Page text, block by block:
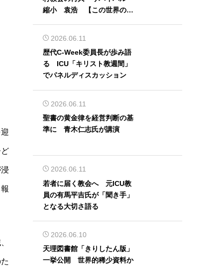
縮小 袁浩 【この世界の片
2026.06.11
歴代C-Week委員長が歩み語
る ICU「キリスト教週間」
でパネルディスカッション
2026.06.11
聖書の黄金律を経営判断の基
準に 青木仁志氏が講演
2026.06.11
若者に届く教会へ 元ICU教
員の有馬平吉氏が「聞き手」
となる大切さ語る
2026.06.10
天理図書館「きりしたん版」
一挙公開 世界的稀少資料か